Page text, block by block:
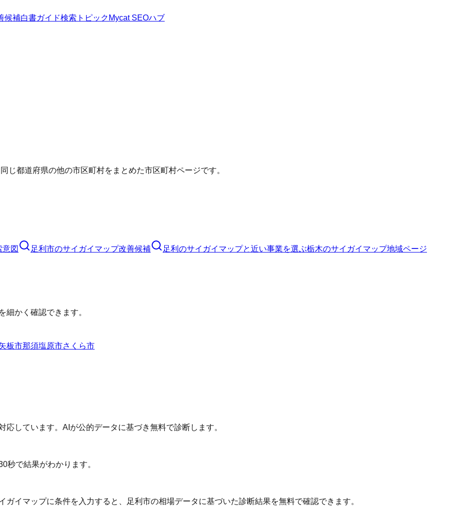
候補白書ガイド検索トピック Mycat SEOハブ
じ都道府県の他の市区町村をまとめた市区町村ページです。
意図 足利市のサイガイマップ改善候補 足利のサイガイマップと近い事業を選ぶ栃木のサイガイマップ地域ページ
細かく確認できます。
板市那須塩原市さくら市
しています。AIが公的データに基づき無料で診断します。
秒で結果がわかります。
イマップに条件を入力すると、足利市の相場データに基づいた診断結果を無料で確認できます。